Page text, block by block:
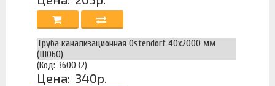
Труба канализационная Ostendorf 40х2000 мм
(111060)
(Код: 360032)
Цена: 340р.